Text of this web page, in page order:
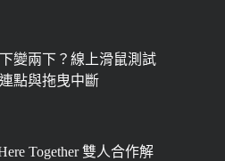
變兩下？線上滑鼠測試
點與拖曳中斷
Together 雙人合作解